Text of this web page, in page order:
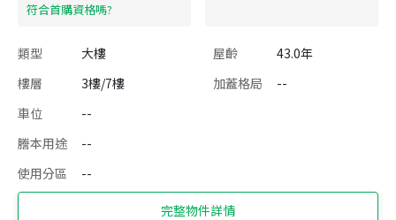
​符合首購資格嗎?
類型 大樓 屋齡
43.0年
樓層
3樓/7樓 加蓋格局
--
車位
--
謄本用途
--
使用分區
--
完整物件詳情